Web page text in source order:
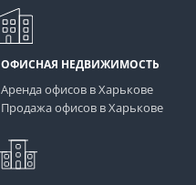
ОФИСНАЯ НЕДВИЖИМОСТЬ
Аренда офисов в Харькове
Продажа офисов в Харькове